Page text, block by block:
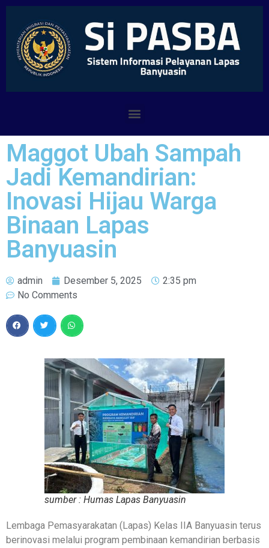
Maggot Ubah Sampah
Jadi Kemandirian:
Inovasi Hijau Warga
Binaan Lapas
Banyuasin
admin Desember 5, 2025
2:35 pm
No Comments
sumber : Humas Lapas Banyuasin
Lembaga Pemasyarakatan (Lapas) Kelas IIA Banyuasin terus
berinovasi melalui program pembinaan kemandirian berbasis